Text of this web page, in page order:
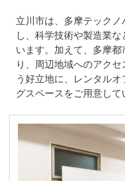
立川市は、多摩テック
し、科学技術や製造業
います。加えて、多摩
り、周辺地域へのアク
う好立地に、レンタル
グスペースをご用意して
キャンペーン